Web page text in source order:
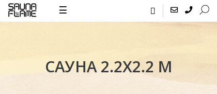
☰
САУНА 2.2Х2.2 М